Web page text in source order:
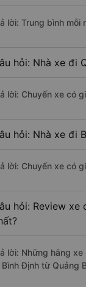
lời: Trung bình
hỏi: Nhà xe đi
lời: Chuyến xe có
hỏi: Nhà xe đi
lời: Chuyến xe có
hỏi: Review
lời: Những hãng
Bình Định từ Quảng